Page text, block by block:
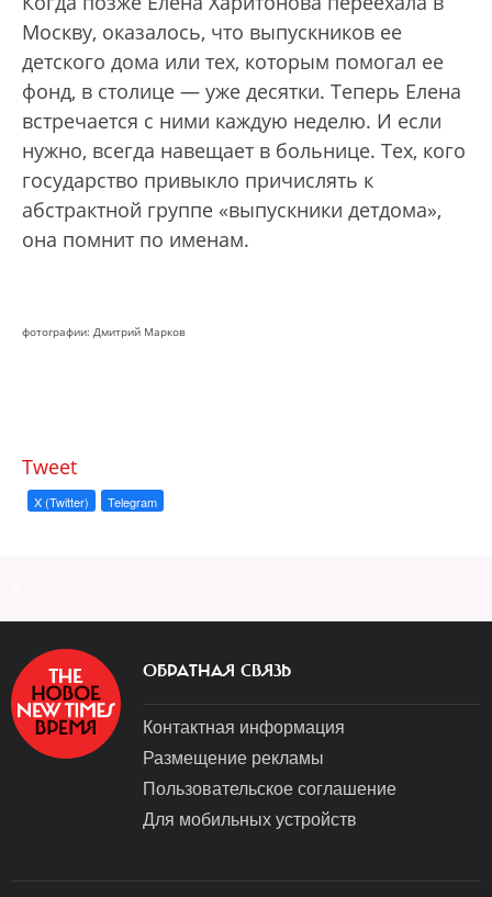
Москву, оказалось, что выпускников ее
детского дома или тех, которым помогал ее
фонд, в столице — уже десятки. Теперь Елена
встречается с ними каждую неделю. И если
нужно, всегда навещает в больнице. Тех, кого
государство привыкло причислять к
абстрактной группе «выпускники детдома»,
она помнит по именам.
фотографии: Дмитрий Марков
Tweet
X (Twitter) Telegram
ОБРАТНАЯ СВЯЗЬ
Контактная информация
Размещение рекламы
Пользовательское соглашение
Для мобильных устройств